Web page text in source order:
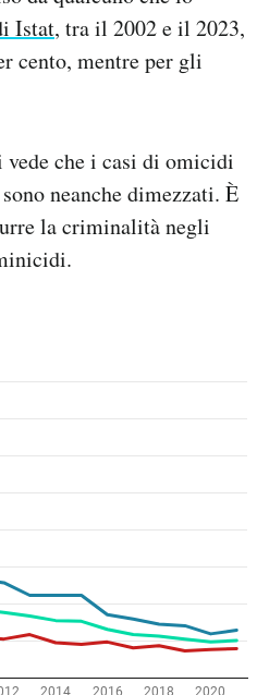
Istat, tra il 2002 e il 2023,
cento, mentre per gli
che i casi di omicidi
neanche dimezzati. È
la criminalità negli